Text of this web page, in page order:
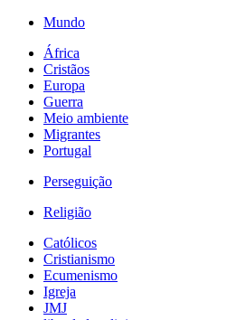
Mundo
África
Cristãos
Europa
Guerra
Meio ambiente
Migrantes
Portugal
Perseguição
Religião
Católicos
Cristianismo
Ecumenismo
Igreja
JMJ